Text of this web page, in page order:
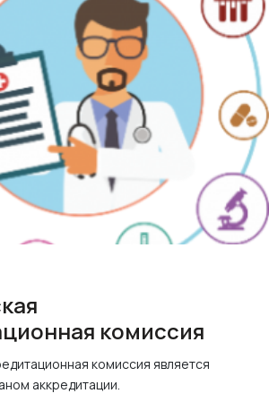
комиссия
комиссия является
аккредитации.